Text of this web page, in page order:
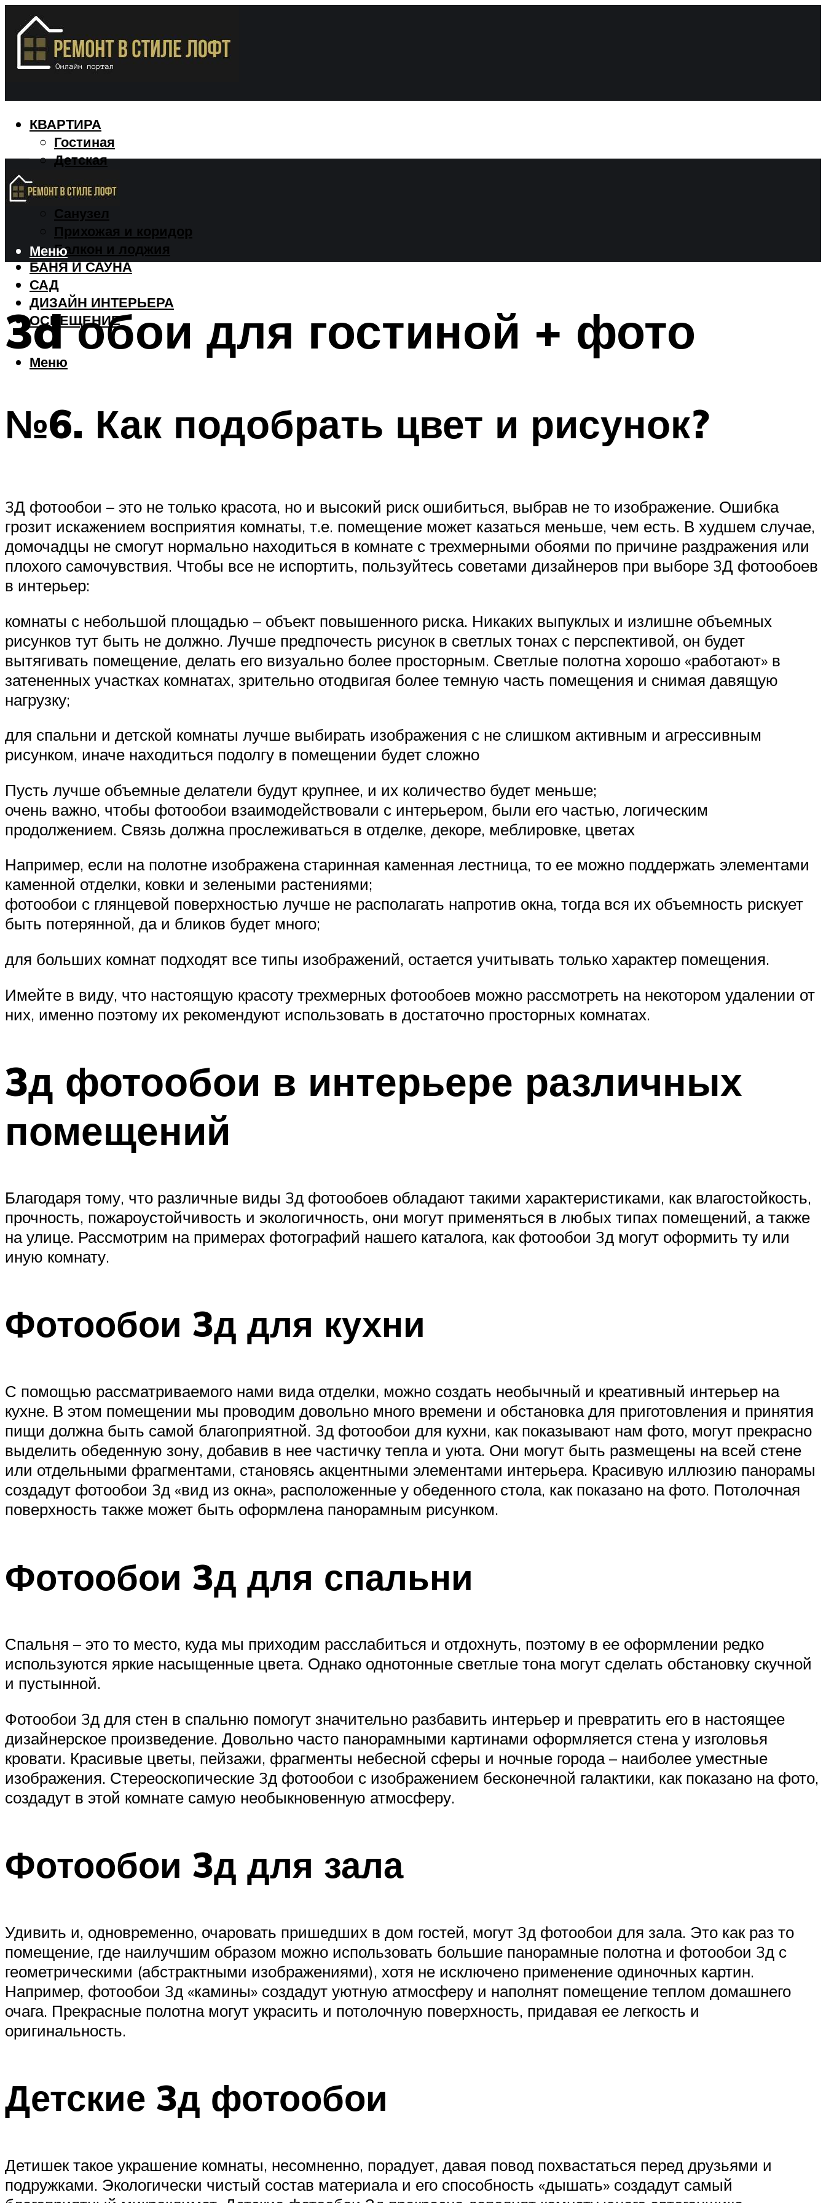
КВАРТИРА
Гостиная
Детская
Спальня
Санузел
Прихожая и коридор
Балкон и лоджия
БАНЯ И САУНА
САД
ДИЗАЙН ИНТЕРЬЕРА
ОСВЕЩЕНИЕ
Меню
Меню
3d обои для гостиной + фото
№6. Как подобрать цвет и рисунок?
3Д фотообои – это не только красота, но и высокий риск ошибиться, выбрав не то изображение. Ошибка
грозит искажением восприятия комнаты, т.е. помещение может казаться меньше, чем есть. В худшем случае,
домочадцы не смогут нормально находиться в комнате с трехмерными обоями по причине раздражения или
плохого самочувствия. Чтобы все не испортить, пользуйтесь советами дизайнеров при выборе 3Д фотообоев
в интерьер:
комнаты с небольшой площадью – объект повышенного риска. Никаких выпуклых и излишне объемных
рисунков тут быть не должно. Лучше предпочесть рисунок в светлых тонах с перспективой, он будет
вытягивать помещение, делать его визуально более просторным. Светлые полотна хорошо «работают» в
затененных участках комнатах, зрительно отодвигая более темную часть помещения и снимая давящую
нагрузку;
для спальни и детской комнаты лучше выбирать изображения с не слишком активным и агрессивным
рисунком, иначе находиться подолгу в помещении будет сложно
Пусть лучше объемные делатели будут крупнее, и их количество будет меньше;
очень важно, чтобы фотообои взаимодействовали с интерьером, были его частью, логическим
продолжением. Связь должна прослеживаться в отделке, декоре, меблировке, цветах
Например, если на полотне изображена старинная каменная лестница, то ее можно поддержать элементами
каменной отделки, ковки и зелеными растениями;
фотообои с глянцевой поверхностью лучше не располагать напротив окна, тогда вся их объемность рискует
быть потерянной, да и бликов будет много;
для больших комнат подходят все типы изображений, остается учитывать только характер помещения.
Имейте в виду, что настоящую красоту трехмерных фотообоев можно рассмотреть на некотором удалении от
них, именно поэтому их рекомендуют использовать в достаточно просторных комнатах.
3д фотообои в интерьере различных
помещений
Благодаря тому, что различные виды 3д фотообоев обладают такими характеристиками, как влагостойкость,
прочность, пожароустойчивость и экологичность, они могут применяться в любых типах помещений, а также
на улице. Рассмотрим на примерах фотографий нашего каталога, как фотообои 3д могут оформить ту или
иную комнату.
Фотообои 3д для кухни
С помощью рассматриваемого нами вида отделки, можно создать необычный и креативный интерьер на
кухне. В этом помещении мы проводим довольно много времени и обстановка для приготовления и принятия
пищи должна быть самой благоприятной. 3д фотообои для кухни, как показывают нам фото, могут прекрасно
выделить обеденную зону, добавив в нее частичку тепла и уюта. Они могут быть размещены на всей стене
или отдельными фрагментами, становясь акцентными элементами интерьера. Красивую иллюзию панорамы
создадут фотообои 3д «вид из окна», расположенные у обеденного стола, как показано на фото. Потолочная
поверхность также может быть оформлена панорамным рисунком.
Фотообои 3д для спальни
Спальня – это то место, куда мы приходим расслабиться и отдохнуть, поэтому в ее оформлении редко
используются яркие насыщенные цвета. Однако однотонные светлые тона могут сделать обстановку скучной
и пустынной.
Фотообои 3д для стен в спальню помогут значительно разбавить интерьер и превратить его в настоящее
дизайнерское произведение. Довольно часто панорамными картинами оформляется стена у изголовья
кровати. Красивые цветы, пейзажи, фрагменты небесной сферы и ночные города – наиболее уместные
изображения. Стереоскопические 3д фотообои с изображением бесконечной галактики, как показано на фото,
создадут в этой комнате самую необыкновенную атмосферу.
Фотообои 3д для зала
Удивить и, одновременно, очаровать пришедших в дом гостей, могут 3д фотообои для зала. Это как раз то
помещение, где наилучшим образом можно использовать большие панорамные полотна и фотообои 3д с
геометрическими (абстрактными изображениями), хотя не исключено применение одиночных картин.
Например, фотообои 3д «камины» создадут уютную атмосферу и наполнят помещение теплом домашнего
очага. Прекрасные полотна могут украсить и потолочную поверхность, придавая ее легкость и
оригинальность.
Детские 3д фотообои
Детишек такое украшение комнаты, несомненно, порадует, давая повод похвастаться перед друзьями и
подружками. Экологически чистый состав материала и его способность «дышать» создадут самый